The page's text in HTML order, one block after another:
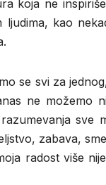
koja ne
ljudima, kao
se svi za
ne možemo
sve
zabava,
radost više